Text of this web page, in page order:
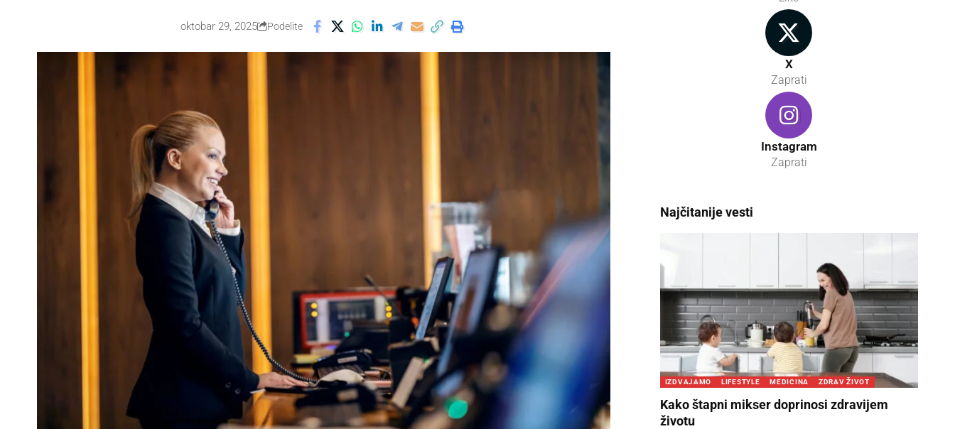
oktobar 29, 2025 Podelite
X
Zaprati
Instagram
Zaprati
Najčitanije vesti
IZDVAJAMO LIFESTYLE MEDICINA ZDRAV ŽIVOT
Kako štapni mikser doprinosi zdravijem
životu